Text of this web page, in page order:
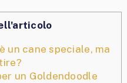
un cane speciale, ma
un Goldendoodle